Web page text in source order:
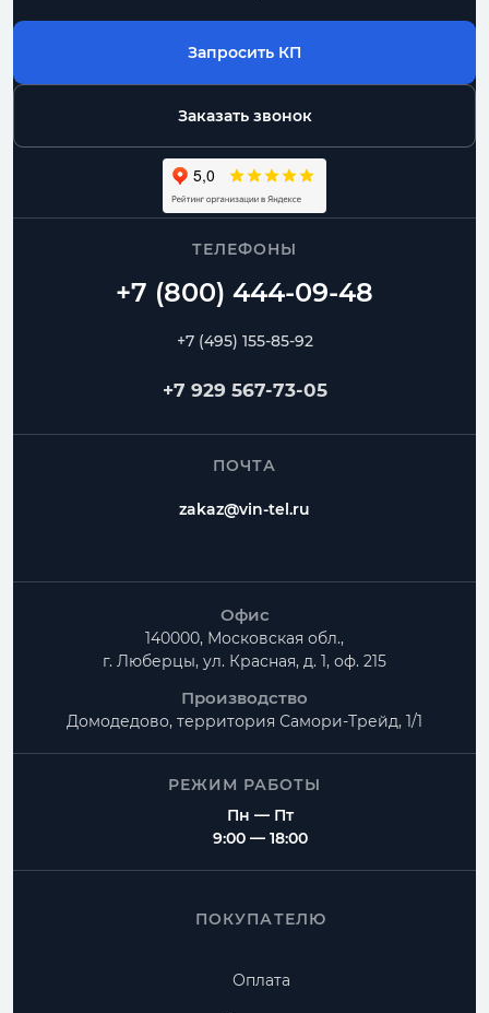
Запросить КП
Заказать звонок
ТЕЛЕФОНЫ
+7 (495) 155-85-92
+7 929 567-73-05
ПОЧТА
zakaz@vin-tel.ru
Офис
140000, Московская обл.,
г. Люберцы, ул. Красная, д. 1, оф. 215
Производство
Домодедово, территория Самори-Трейд, 1/1
РЕЖИМ РАБОТЫ
Пн — Пт
9:00 — 18:00
ПОКУПАТЕЛЮ
Оплата